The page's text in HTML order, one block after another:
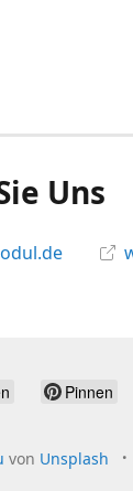
Uns
Pinnen
von Unsplash